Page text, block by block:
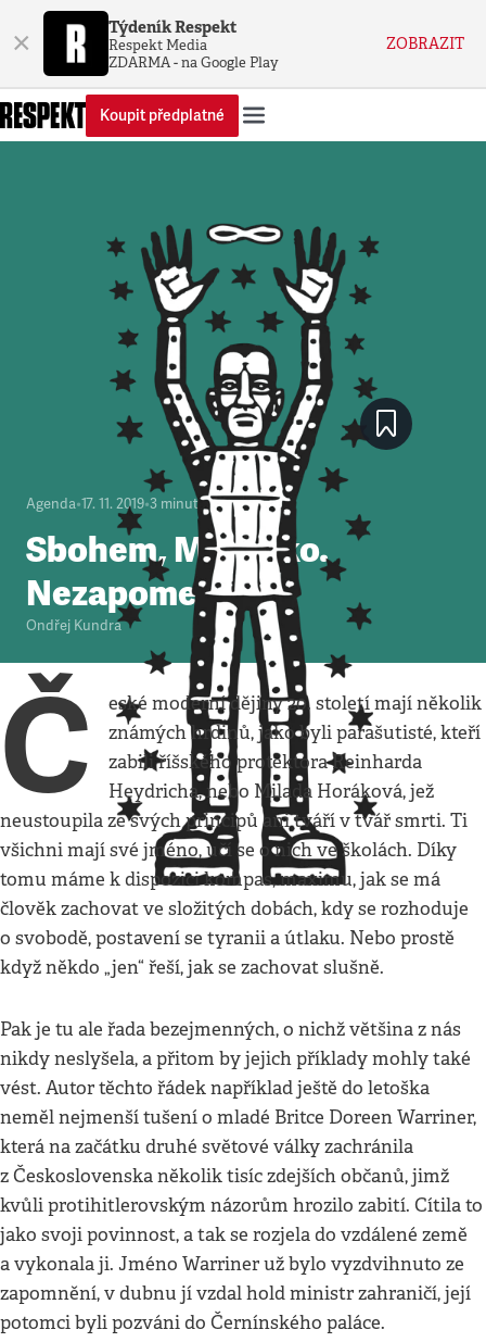
× Týdeník Respekt
Respekt Media
ZDARMA - na Google Play
ZOBRAZIT
Koupit předplatné
Agenda•17. 11. 2019•3 minuty
Sbohem, Mařenko.
Nezapomeneme!
Ondřej Kundra
Č
eské moderní dějiny 20. století mají několik
známých hrdinů, jako byli parašutisté, kteří
zabili říšského protektora Reinharda
Heydricha, nebo Milada Horáková, jež
neustoupila ze svých principů ani tváří v tvář smrti. Ti
všichni mají své jméno, učí se o nich ve školách. Díky
tomu máme k dispozici kompas, maximu, jak se má
člověk zachovat ve složitých dobách, kdy se rozhoduje
o svobodě, postavení se tyranii a útlaku. Nebo prostě
když někdo „jen“ řeší, jak se zachovat slušně.
Pak je tu ale řada bezejmenných, o nichž většina z nás
nikdy neslyšela, a přitom by jejich příklady mohly také
vést. Autor těchto řádek například ještě do letoška
neměl nejmenší tušení o mladé Britce Doreen Warriner,
která na začátku druhé světové války zachránila
z Československa několik tisíc zdejších občanů, jimž
kvůli protihitlerovským názorům hrozilo zabití. Cítila to
jako svoji povinnost, a tak se rozjela do vzdálené země
a vykonala ji. Jméno Warriner už bylo vyzdvihnuto ze
zapomnění, v dubnu jí vzdal hold ministr zahraničí, její
potomci byli pozváni do Černínského paláce.